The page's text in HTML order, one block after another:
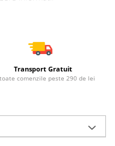
Transport Gratuit
comenzile peste 290 de lei